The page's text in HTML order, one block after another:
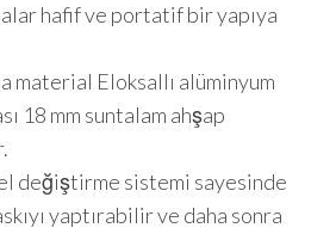
hafif ve portatif bir yapıya
material Eloksallı alüminyum
18 mm suntalam ahşap
değiştirme sistemi sayesinde
yaptırabilir ve daha sonra